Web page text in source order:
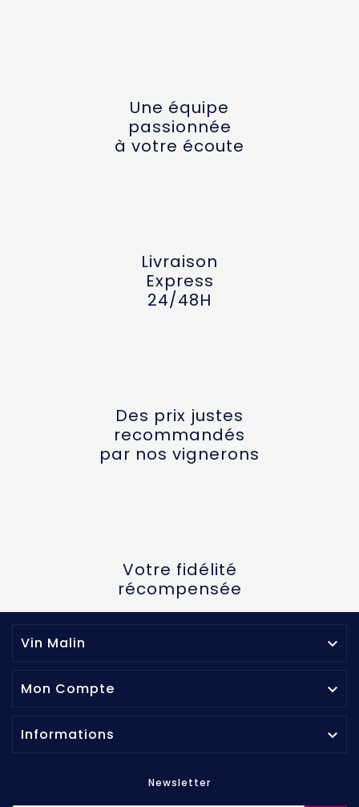
Une équipe
passionnée
à votre écoute
Livraison
Express
24/48H
Des prix justes
recommandés
par nos vignerons
Votre fidélité
récompensée
Vin Malin 
Mon Compte 
Informations 
Newsletter